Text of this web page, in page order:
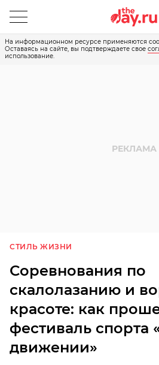
На информационном ресурсе применяются
Оставаясь на сайте, вы подтверждаете свое
использование.
СТИЛЬ ЖИЗНИ
Соревнования по
скалолазанию и
красоте: как
фестиваль спорта
движении»